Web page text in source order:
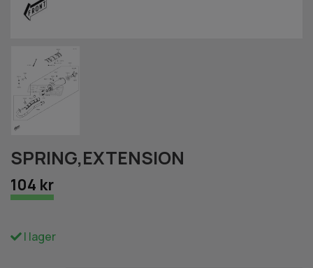
SPRING,EXTENSION
104 kr
I lager